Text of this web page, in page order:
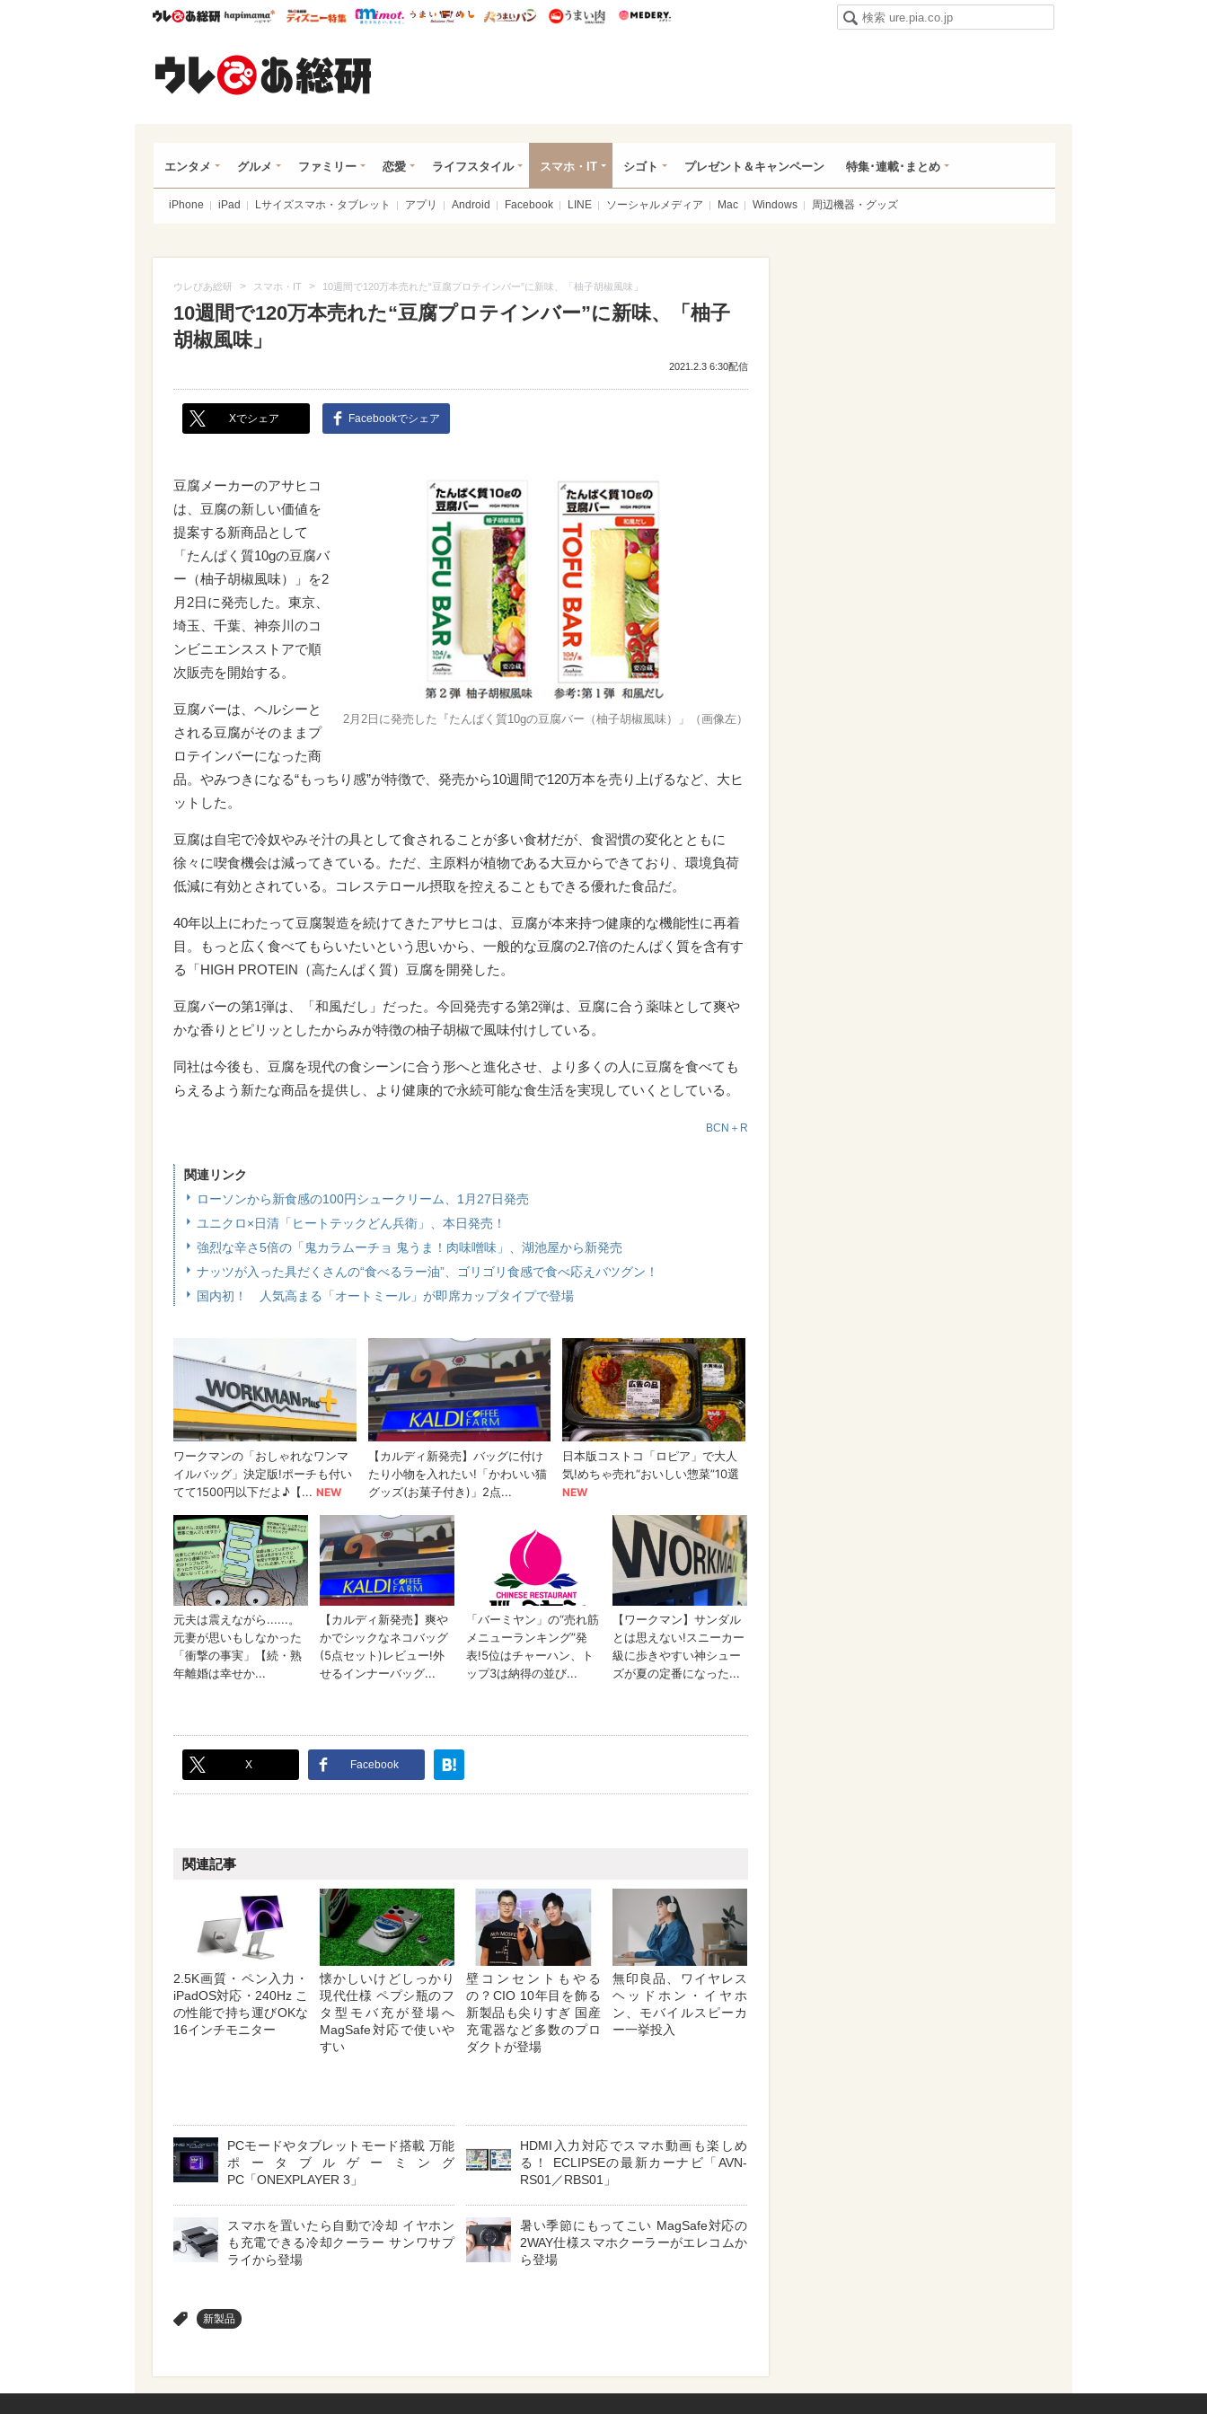
ウレぴあ総研ハピママ* ウレぴあ総研 ディズニー特集
mimot. うまいめし うまいパン うまい肉
エンタメ グルメ ファミリー 恋愛 ライフスタイル スマホ・IT シゴト プレゼント＆キャンペーン 特集･連載･まとめ
iPhone iPad Lサイズスマホ・タブレット アプリ Android Facebook LINE ソーシャルメディア Mac Windows 周辺機器・グッズ
ウレぴあ総研 > スマホ・IT > 10週間で120万本売れた“豆腐プロテインバー”に新味、「柚子胡椒風味」
10週間で120万本売れた“豆腐プロテインバー”に新味、「柚子
胡椒風味」
2021.2.3 6:30配信
Xでシェア Facebookでシェア
2月2日に発売した『たんぱく質10gの豆腐バー（柚子胡椒風味）」（画像左）
豆腐メーカーのアサヒコ
は、豆腐の新しい価値を
提案する新商品として
「たんぱく質10gの豆腐バ
ー（柚子胡椒風味）」を2
月2日に発売した。東京、
埼玉、千葉、神奈川のコ
ンビニエンスストアで順
次販売を開始する。
豆腐バーは、ヘルシーと
される豆腐がそのままプ
ロテインバーになった商
品。やみつきになる“もっちり感”が特徴で、発売から10週間で120万本を売り上げるなど、大ヒ
ットした。
豆腐は自宅で冷奴やみそ汁の具として食されることが多い食材だが、食習慣の変化とともに
徐々に喫食機会は減ってきている。ただ、主原料が植物である大豆からできており、環境負荷
低減に有効とされている。コレステロール摂取を控えることもできる優れた食品だ。
40年以上にわたって豆腐製造を続けてきたアサヒコは、豆腐が本来持つ健康的な機能性に再着
目。もっと広く食べてもらいたいという思いから、一般的な豆腐の2.7倍のたんぱく質を含有す
る「HIGH PROTEIN（高たんぱく質）豆腐を開発した。
豆腐バーの第1弾は、「和風だし」だった。今回発売する第2弾は、豆腐に合う薬味として爽や
かな香りとピリッとしたからみが特徴の柚子胡椒で風味付けしている。
同社は今後も、豆腐を現代の食シーンに合う形へと進化させ、より多くの人に豆腐を食べても
らえるよう新たな商品を提供し、より健康的で永続可能な食生活を実現していくとしている。
BCN＋R
関連リンク
ローソンから新食感の100円シュークリーム、1月27日発売
ユニクロ×日清「ヒートテックどん兵衛」、本日発売！
強烈な辛さ5倍の「鬼カラムーチョ 鬼うま！肉味噌味」、湖池屋から新発売
ナッツが入った具だくさんの“食べるラー油”、ゴリゴリ食感で食べ応えバツグン！
国内初！ 人気高まる「オートミール」が即席カップタイプで登場
X Facebook
関連記事
2.5K画質・ペン入力・
iPadOS対応・240Hz こ
の性能で持ち運びOKな
16インチモニター
懐かしいけどしっかり
現代仕様 ペプシ瓶のフ
タ型モバ充が登場へ
MagSafe対応で使いや
すい
壁コンセントもやる
の？CIO 10年目を飾る
新製品も尖りすぎ 国産
充電器など多数のプロ
ダクトが登場
無印良品、ワイヤレス
ヘッドホン・イヤホ
ン、モバイルスピーカ
ー一挙投入
PCモードやタブレットモード搭載 万能
ポータブルゲーミング
PC「ONEXPLAYER 3」
HDMI入力対応でスマホ動画も楽しめ
る！ ECLIPSEの最新カーナビ「AVN-
RS01／RBS01」
スマホを置いたら自動で冷却 イヤホン
も充電できる冷却クーラー サンワサプ
ライから登場
暑い季節にもってこい MagSafe対応の
2WAY仕様スマホクーラーがエレコムか
ら登場
新製品